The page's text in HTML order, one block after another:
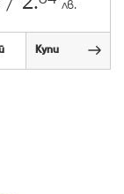
лв.
Купи